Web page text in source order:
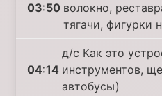
03:50 волокно,
тягачи, фигурки
04:14
д/с Как это
инструментов,
автобусы)